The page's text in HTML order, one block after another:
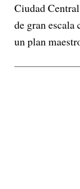
Ciudad
de gran escala
un plan